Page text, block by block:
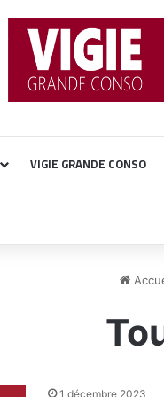
VIGIE GRANDE CONSO
1 décembre 2023